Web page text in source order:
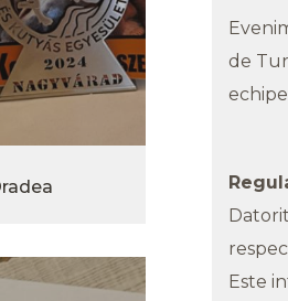
de
Este